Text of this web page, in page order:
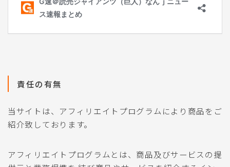
責任の有無
当サイトは、アフィリエイトプログラムにより商品をご
紹介致しております。
アフィリエイトプログラムとは、商品及びサービスの提